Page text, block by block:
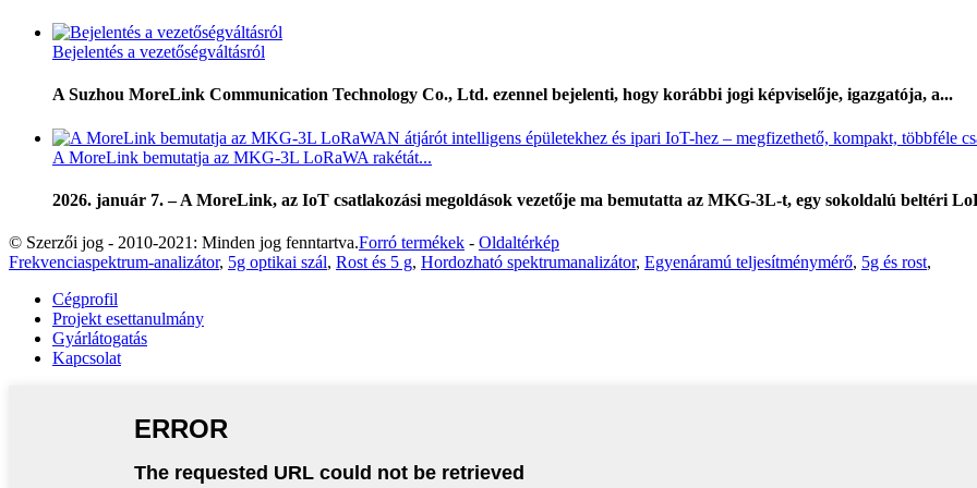
Bejelentés a vezetőségváltásról
A Suzhou MoreLink Communication Technology Co., Ltd. ezennel bejelenti, hogy korábbi jogi képviselője, igazgatója, a...
A MoreLink bemutatja az MKG-3L LoRaWA rakétát...
2026. január 7. – A MoreLink, az IoT csatlakozási megoldások vezetője ma bemutatta az MKG-3L-t, egy sokoldalú beltéri
© Szerzői jog - 2010-2021: Minden jog fenntartva.Forró termékek - Oldaltérkép
Frekvenciaspektrum-analizátor, 5g optikai szál, Rost és 5 g, Hordozható spektrumanalizátor, Egyenáramú teljesítménymérő, 5g és rost,
Cégprofil
Projekt esettanulmány
Gyárlátogatás
Kapcsolat